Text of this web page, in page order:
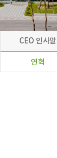
CEO 인사말
연혁